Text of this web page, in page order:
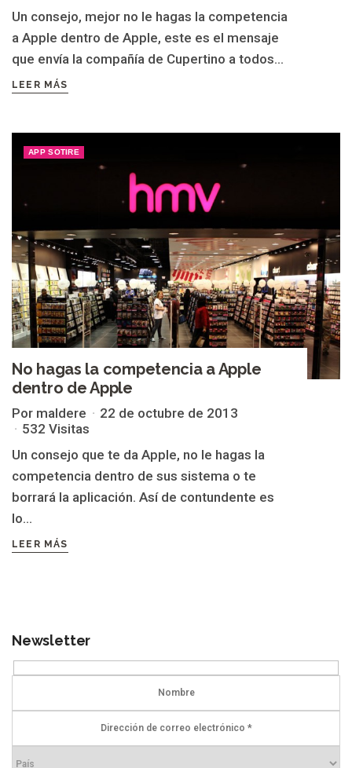
Un consejo, mejor no le hagas la competencia
a Apple dentro de Apple, este es el mensaje
que envía la compañía de Cupertino a todos...
LEER MÁS
APP SOTIRE
No hagas la competencia a Apple
dentro de Apple
Por maldere
22 de octubre de 2013
532 Visitas
Un consejo que te da Apple, no le hagas la
competencia dentro de sus sistema o te
borrará la aplicación. Así de contundente es
lo...
LEER MÁS
Newsletter